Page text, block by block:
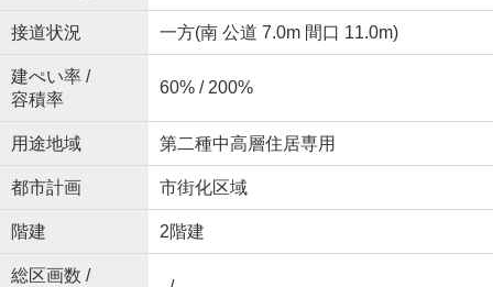
接道状況 一方(南 公道 7.0m 間口 11.0m)
建ぺい率 /
容積率
60% / 200%
用途地域 第二種中高層住居専用
都市計画 市街化区域
階建 2階建
総区画数 /